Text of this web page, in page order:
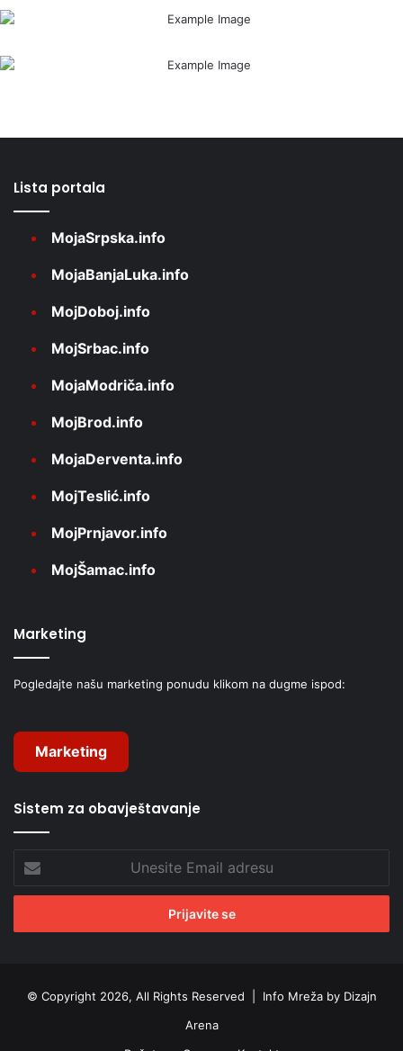
Lista portala
MojaSrpska.info
MojaBanjaLuka.info
MojDoboj.info
MojSrbac.info
MojaModriča.info
MojBrod.info
MojaDerventa.info
MojTeslić.info
MojPrnjavor.info
MojŠamac.info
Marketing
Pogledajte našu marketing ponudu klikom na dugme ispod:
Marketing
Sistem za obavještavanje
Email
adresu
© Copyright 2026, All Rights Reserved | Info Mreža by Dizajn
Arena